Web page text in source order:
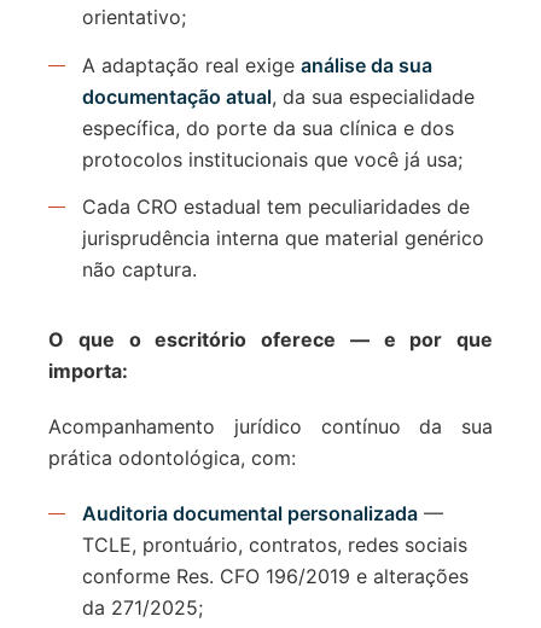
orientativo;
A adaptação real exige análise da sua
documentação atual, da sua especialidade
específica, do porte da sua clínica e dos
protocolos institucionais que você já usa;
Cada CRO estadual tem peculiaridades de
jurisprudência interna que material genérico
não captura.
O que o escritório oferece — e por que
importa:
Acompanhamento jurídico contínuo da sua
prática odontológica, com:
Auditoria documental personalizada —
TCLE, prontuário, contratos, redes sociais
conforme Res. CFO 196/2019 e alterações
da 271/2025;